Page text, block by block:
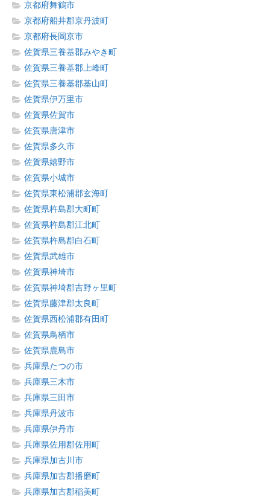
京都府舞鶴市
京都府船井郡京丹波町
京都府長岡京市
佐賀県三養基郡みやき町
佐賀県三養基郡上峰町
佐賀県三養基郡基山町
佐賀県伊万里市
佐賀県佐賀市
佐賀県唐津市
佐賀県多久市
佐賀県嬉野市
佐賀県小城市
佐賀県東松浦郡玄海町
佐賀県杵島郡大町町
佐賀県杵島郡江北町
佐賀県杵島郡白石町
佐賀県武雄市
佐賀県神埼市
佐賀県神埼郡吉野ヶ里町
佐賀県藤津郡太良町
佐賀県西松浦郡有田町
佐賀県鳥栖市
佐賀県鹿島市
兵庫県たつの市
兵庫県三木市
兵庫県三田市
兵庫県丹波市
兵庫県伊丹市
兵庫県佐用郡佐用町
兵庫県加古川市
兵庫県加古郡播磨町
兵庫県加古郡稲美町